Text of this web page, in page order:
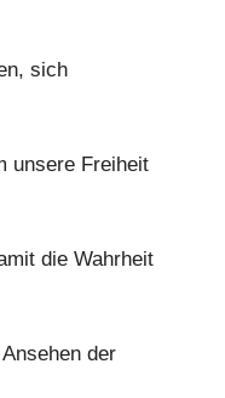
sich
unsere Freiheit
die Wahrheit
der